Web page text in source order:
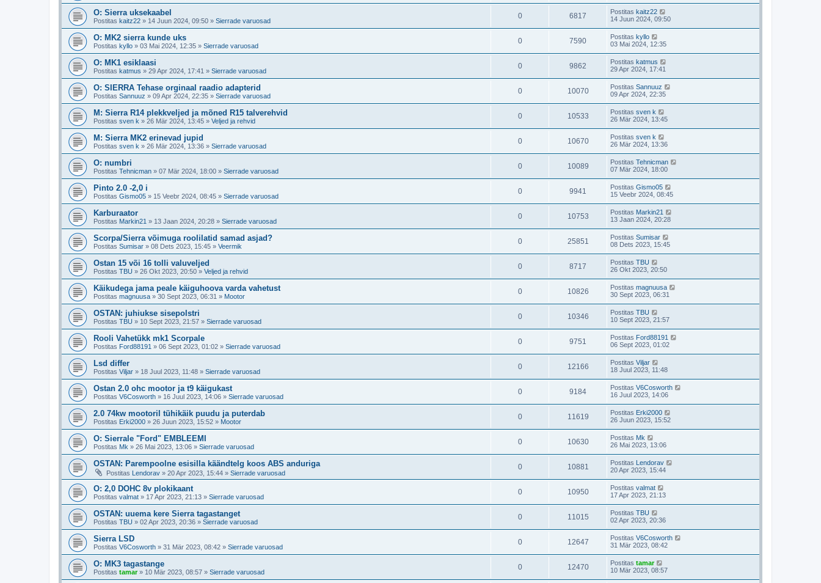
O: Sierra uksekaabel
Postitas kaitz22 » 14 Juun 2024, 09:50 » Sierrade varuosad
0 6817 Postitas kaitz22
14 Juun 2024, 09:50
O: MK2 sierra kunde uks
Postitas kyllo » 03 Mai 2024, 12:35 » Sierrade varuosad
0 7590 Postitas kyllo
03 Mai 2024, 12:35
O: MK1 esiklaasi
Postitas katmus » 29 Apr 2024, 17:41 » Sierrade varuosad
0 9862 Postitas katmus
29 Apr 2024, 17:41
O: SIERRA Tehase orginaal raadio adapterid
Postitas Sannuuz » 09 Apr 2024, 22:35 » Sierrade varuosad
0 10070 Postitas Sannuuz
09 Apr 2024, 22:35
M: Sierra R14 plekkveljed ja mõned R15 talverehvid
Postitas sven k » 26 Mär 2024, 13:45 » Veljed ja rehvid
0 10533 Postitas sven k
26 Mär 2024, 13:45
M: Sierra MK2 erinevad jupid
Postitas sven k » 26 Mär 2024, 13:36 » Sierrade varuosad
0 10670 Postitas sven k
26 Mär 2024, 13:36
O: numbri
Postitas Tehnicman » 07 Mär 2024, 18:00 » Sierrade varuosad
0 10089 Postitas Tehnicman
07 Mär 2024, 18:00
Pinto 2.0 -2,0 i
Postitas Gismo05 » 15 Veebr 2024, 08:45 » Sierrade varuosad
0 9941 Postitas Gismo05
15 Veebr 2024, 08:45
Karburaator
Postitas Markin21 » 13 Jaan 2024, 20:28 » Sierrade varuosad
0 10753 Postitas Markin21
13 Jaan 2024, 20:28
Scorpa/Sierra võimuga roolilatid samad asjad?
Postitas Sumisar » 08 Dets 2023, 15:45 » Veermik
0 25851 Postitas Sumisar
08 Dets 2023, 15:45
Ostan 15 või 16 tolli valuveljed
Postitas TBU » 26 Okt 2023, 20:50 » Veljed ja rehvid
0 8717 Postitas TBU
26 Okt 2023, 20:50
Käikudega jama peale käiguhoova varda vahetust
Postitas magnuusa » 30 Sept 2023, 06:31 » Mootor
0 10826 Postitas magnuusa
30 Sept 2023, 06:31
OSTAN: juhiukse sisepolstri
Postitas TBU » 10 Sept 2023, 21:57 » Sierrade varuosad
0 10346 Postitas TBU
10 Sept 2023, 21:57
Rooli Vahetükk mk1 Scorpale
Postitas Ford88191 » 06 Sept 2023, 01:02 » Sierrade varuosad
0 9751 Postitas Ford88191
06 Sept 2023, 01:02
Lsd differ
Postitas Viljar » 18 Juul 2023, 11:48 » Sierrade varuosad
0 12166 Postitas Viljar
18 Juul 2023, 11:48
Ostan 2.0 ohc mootor ja t9 käigukast
Postitas V6Cosworth » 16 Juul 2023, 14:06 » Sierrade varuosad
0 9184 Postitas V6Cosworth
16 Juul 2023, 14:06
2.0 74kw mootoril tühikäik puudu ja puterdab
Postitas Erki2000 » 26 Juun 2023, 15:52 » Mootor
0 11619 Postitas Erki2000
26 Juun 2023, 15:52
O: Sierrale "Ford" EMBLEEMI
Postitas Mk » 26 Mai 2023, 13:06 » Sierrade varuosad
0 10630 Postitas Mk
26 Mai 2023, 13:06
OSTAN: Parempoolne esisilla käändtelg koos ABS anduriga
Postitas Lendorav » 20 Apr 2023, 15:44 » Sierrade varuosad
0 10881 Postitas Lendorav
20 Apr 2023, 15:44
O: 2,0 DOHC 8v plokikaant
Postitas valmat » 17 Apr 2023, 21:13 » Sierrade varuosad
0 10950 Postitas valmat
17 Apr 2023, 21:13
OSTAN: uuema kere Sierra tagastanget
Postitas TBU » 02 Apr 2023, 20:36 » Sierrade varuosad
0 11015 Postitas TBU
02 Apr 2023, 20:36
Sierra LSD
Postitas V6Cosworth » 31 Mär 2023, 08:42 » Sierrade varuosad
0 12647 Postitas V6Cosworth
31 Mär 2023, 08:42
O: MK3 tagastange
Postitas tamar» 10 Mär 2023, 08:57 » Sierrade varuosad
0 12470 Postitas tamar
10 Mär 2023, 08:57